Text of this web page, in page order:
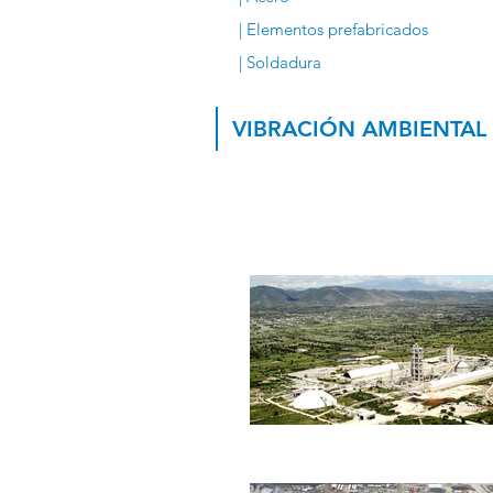
| Elementos prefabricados
| Soldadura​
VIBRACIÓN AMBIENTAL